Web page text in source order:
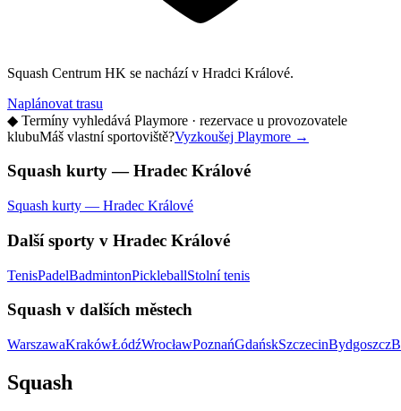
Squash Centrum HK se nachází v Hradci Králové.
Naplánovat trasu
◆ Termíny vyhledává Playmore · rezervace u provozovatele
klubuMáš vlastní sportoviště?Vyzkoušej Playmore →
Squash kurty — Hradec Králové
Squash kurty — Hradec Králové
Další sporty v Hradec Králové
TenisPadelBadmintonPickleballStolní tenis
Squash v dalších městech
WarszawaKrakówŁódźWrocławPoznańGdańskSzczecinBydgoszcz
Squash